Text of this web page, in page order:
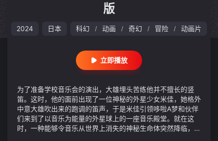
版
2024 日本 科幻 / 动画 / 奇幻 / 冒险 / 动画片
立即播放
为了准备学校音乐会的演出，大雄埋头苦练他并不擅长的竖
笛。这时，他的面前出现了一位神秘的外星少女米佳，她格外
中意大雄吹出来的跑调的笛声，于是米佳引领哆啦A梦和伙伴
们来到了以音乐为能量的外星球上的一座音乐殿堂。就在这
时，一种能够令音乐从世界上消失的神秘生命体突然降临，地